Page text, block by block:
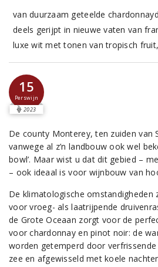
van duurzaam geteelde
deels gerijpt in nieuwe vaten van
luxe wit met tonen van tropisch
15
Perswijn
2023
De county Monterey, ten zuiden van
vanwege al z’n landbouw ook wel
bowl’. Maar wist u dat dit gebied –
– ook ideaal is voor wijnbouw van
De klimatologische omstandigheden
voor vroeg- als laatrijpende
de Grote Oceaan zorgt voor de
voor chardonnay en pinot noir: de
worden getemperd door
zee en afgewisseld met koele